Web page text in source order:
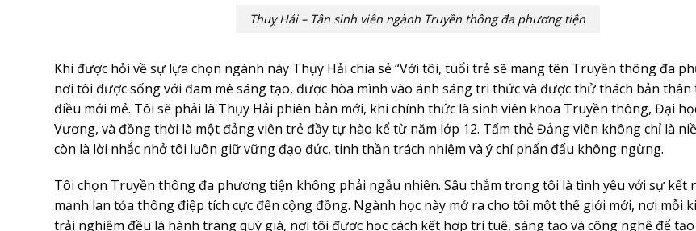
Thuỵ Hải – Tân sinh viên ngành Truyền thông đa phương tiện
Khi được hỏi về sự lựa chọn ngành này Thụy Hải chia sẻ “Với tôi, tuổi trẻ sẽ mang tên Truyền thông đa
nơi tôi được sống với đam mê sáng tạo, được hòa mình vào ánh sáng tri thức và được thử thách bản
điều mới mẻ. Tôi sẽ phải là Thụy Hải phiên bản mới, khi chính thức là sinh viên khoa Truyền thông, Đại
Vương, và đồng thời là một đảng viên trẻ đầy tự hào kể từ năm lớp 12. Tấm thẻ Đảng viên không chỉ là
còn là lời nhắc nhở tôi luôn giữ vững đạo đức, tinh thần trách nhiệm và ý chí phấn đấu không ngừng.
Tôi chọn Truyền thông đa phương tiện không phải ngẫu nhiên. Sâu thẳm trong tôi là tình yêu với sự kết
mạnh lan tỏa thông điệp tích cực đến cộng đồng. Ngành học này mở ra cho tôi một thế giới mới, nơi mỗi
trải nghiệm đều là hành trang quý giá, nơi tôi được học cách kết hợp trí tuệ, sáng tạo và công nghệ để